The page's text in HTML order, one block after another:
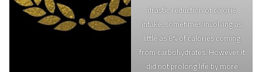
drastic reduction of calorie
intake, sometimes involving as
little as 8% of calories coming
from carbohydrates. However it
did not prolong life by more